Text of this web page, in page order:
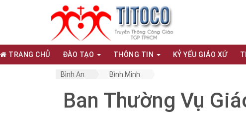
TRANG CHỦ ĐÀO TẠO THÔNG TIN KỶ YẾU GIÁO XỨ
Bình An Bình Minh
Ban Thường Vụ